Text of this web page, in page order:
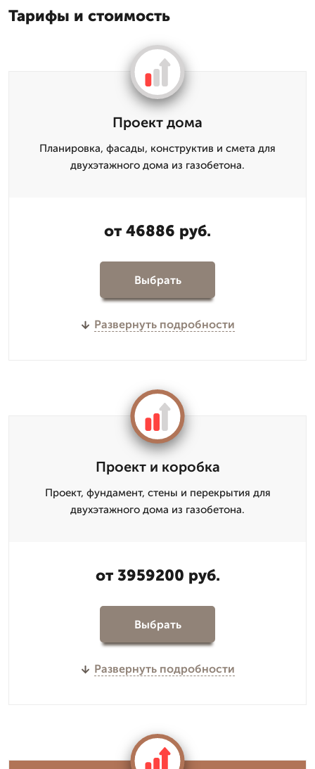
Тарифы и стоимость
Проект дома
Планировка, фасады, конструктив и смета для
двухэтажного дома из газобетона.
от 46886 руб.
Выбрать
Развернуть подробности
Проект и коробка
Проект, фундамент, стены и перекрытия для
двухэтажного дома из газобетона.
от 3959200 руб.
Выбрать
Развернуть подробности